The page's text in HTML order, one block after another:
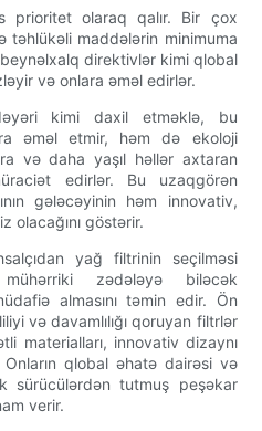
prioritet olaraq qalır. Bir çox
təhlükəli maddələrin minimuma
direktivlər kimi qlobal
və onlara əməl edirlər.
kimi daxil etməklə, bu
əməl etmir, həm də ekoloji
və daha yaşıl həllər axtaran
edirlər. Bu uzaqgörən
gələcəyinin həm innovativ,
olacağını göstərir.
yağ filtrinin seçilməsi
zədələyə biləcək
almasını təmin edir. Ön
və davamlılığı qoruyan filtrlər
materialları, innovativ dizaynı
qlobal əhatə dairəsi və
sürücülərdən tutmuş peşəkar
verir.